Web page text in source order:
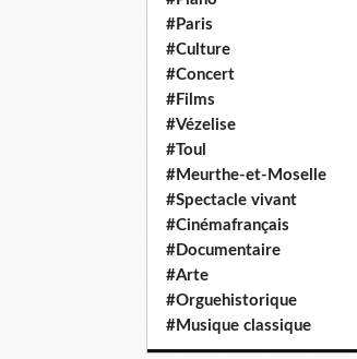
#Paris
#Culture
#Concert
#Films
#Vézelise
#Toul
#Meurthe-et-Moselle
#Spectacle vivant
#Cinémafrançais
#Documentaire
#Arte
#Orguehistorique
#Musique classique